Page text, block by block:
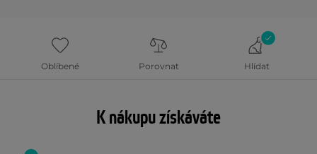
Oblíbené Porovnat Hlídat
K nákupu získáváte